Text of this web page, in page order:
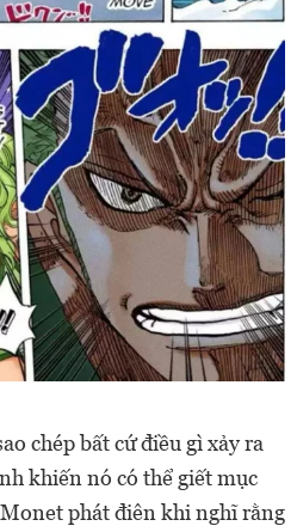
chép bất cứ điều gì xảy ra
khiến nó có thể giết mục
phát điên khi nghĩ rằng